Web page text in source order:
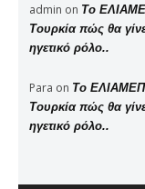
admin on Το
Τουρκία πώς θα
ηγετικό ρόλο..
Para on Το ΕΛΙΑΜΕΠ
Τουρκία πώς θα
ηγετικό ρόλο..